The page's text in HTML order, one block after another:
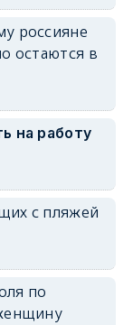
россияне
остаются в
на работу
с пляжей
по